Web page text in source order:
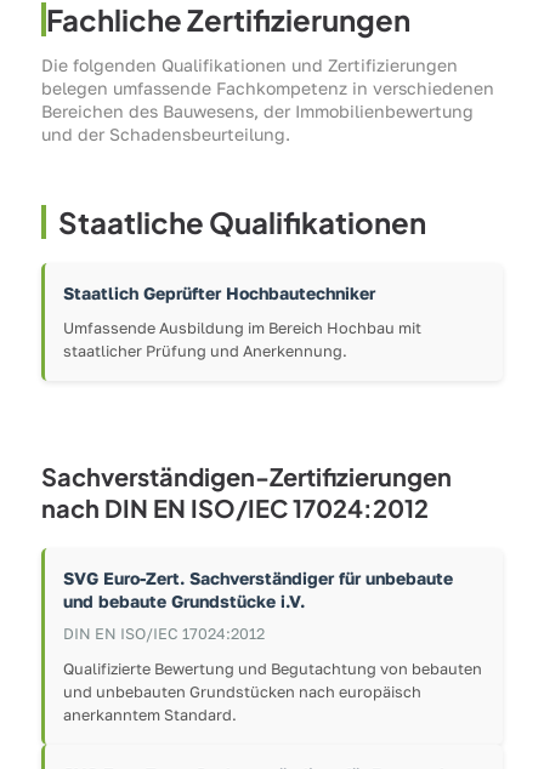
Fachliche Zertifizierungen
Die folgenden Qualifikationen und Zertifizierungen
belegen umfassende Fachkompetenz in verschiedenen
Bereichen des Bauwesens, der Immobilienbewertung
und der Schadensbeurteilung.
Staatliche Qualifikationen
Staatlich Geprüfter Hochbautechniker
Umfassende Ausbildung im Bereich Hochbau mit
staatlicher Prüfung und Anerkennung.
Sachverständigen-Zertifizierungen
nach DIN EN ISO/IEC 17024:2012
SVG Euro-Zert. Sachverständiger für unbebaute
und bebaute Grundstücke i.V.
DIN EN ISO/IEC 17024:2012
Qualifizierte Bewertung und Begutachtung von bebauten
und unbebauten Grundstücken nach europäisch
anerkanntem Standard.